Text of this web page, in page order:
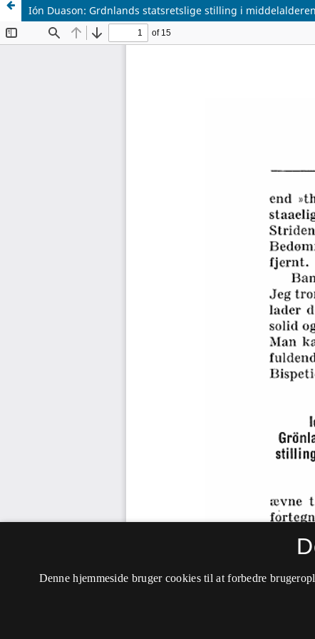
Ión Duason: Grdnlands statsretslige stilling i
Denne hjemmeside bruger cookies til at forbedre